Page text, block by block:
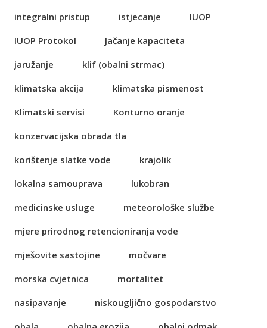
integralni pristup
istjecanje
IUOP
IUOP Protokol
Jačanje kapaciteta
jaružanje
klif (obalni strmac)
klimatska akcija
klimatska pismenost
Klimatski servisi
Konturno oranje
konzervacijska obrada tla
korištenje slatke vode
krajolik
lokalna samouprava
lukobran
medicinske usluge
meteorološke službe
mjere prirodnog retencioniranja vode
mješovite sastojine
močvare
morska cvjetnica
mortalitet
nasipavanje
niskougljično gospodarstvo